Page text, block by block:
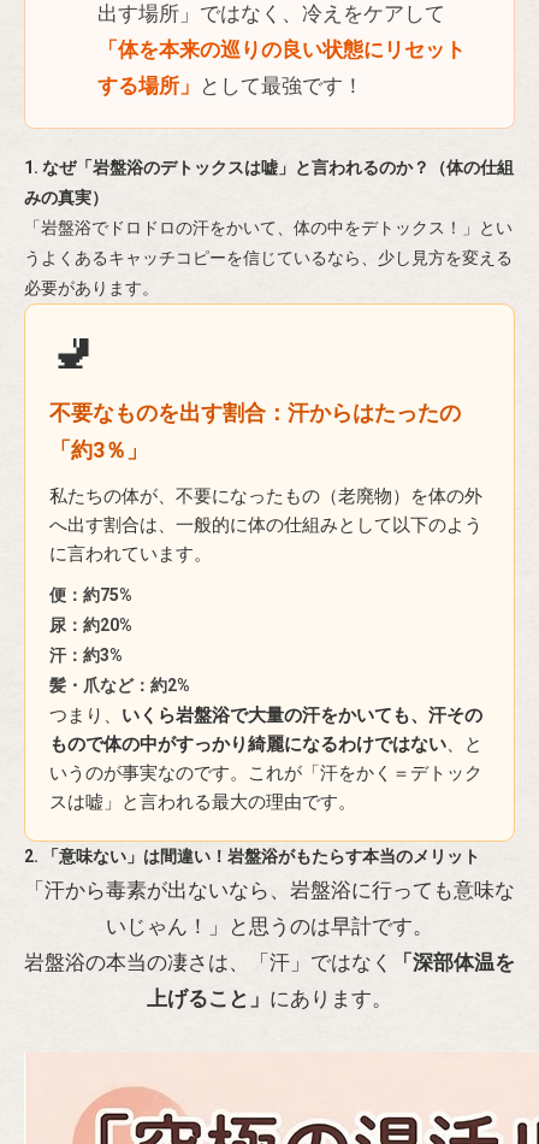
出す場所」ではなく、冷えをケアして
「体を本来の巡りの良い状態にリセット
する場所」 として最強です！
1. なぜ「岩盤浴のデトックスは嘘」と言われるのか？（体の仕組
みの真実）
「岩盤浴でドロドロの汗をかいて、体の中をデトックス！」とい
うよくあるキャッチコピーを信じているなら、少し見方を変える
必要があります。
🚽
不要なものを出す割合：汗からはたったの
「約3％」
私たちの体が、不要になったもの（老廃物）を体の外
へ出す割合は、一般的に体の仕組みとして以下のよう
に言われています。
便：約75%
尿：約20%
汗：約3%
髪・爪など：約2%
つまり、 いくら岩盤浴で大量の汗をかいても、汗その
もので体の中がすっかり綺麗になるわけではない、と
いうのが事実なのです。これが「汗をかく＝デトック
スは嘘」と言われる最大の理由です。
2. 「意味ない」は間違い！岩盤浴がもたらす本当のメリット
「汗から毒素が出ないなら、岩盤浴に行っても意味な
いじゃん！」と思うのは早計です。
岩盤浴の本当の凄さは、「汗」ではなく
「深部体温を
上げること」 にあります。